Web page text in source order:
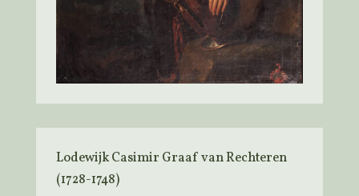
Lodewijk Casimir Graaf van Rechteren
(1728-1748)